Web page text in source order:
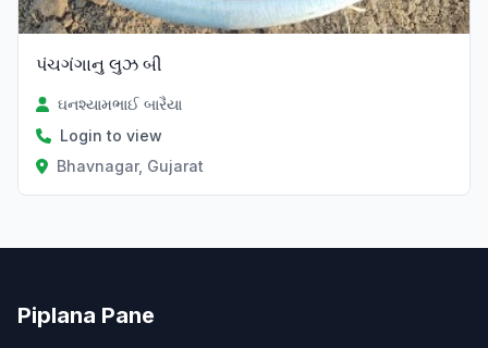
પંચગંગાનુ લુઝ બી
ઘનશ્યામભાઈ બારૈયા
Login to view
Bhavnagar, Gujarat
Piplana Pane